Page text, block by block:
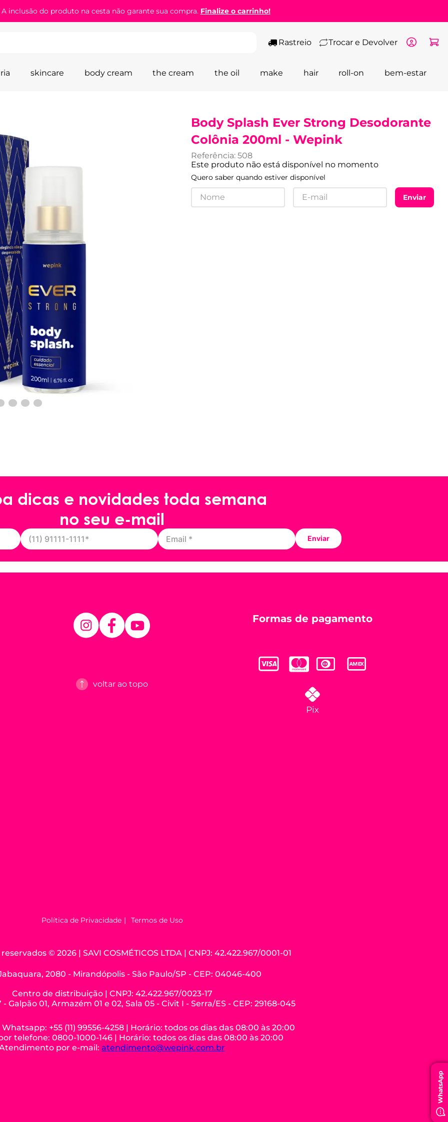
inclusão do produto na cesta não garante sua compra. Finalize o carrinho!
Rastreio Trocar e Devolver
skincare body cream the cream the oil make hair roll-on bem-estar
Body Splash Ever Strong Desodorante
Colônia 200ml - Wepink
Referência: 508
Este produto não está disponível no momento
Quero saber quando estiver disponível
Enviar
dicas e novidades toda semana
no seu e-mail
Enviar
voltar ao topo
Formas de pagamento
Política de Privacidade Termos de Uso
© 2026 | SAVI COSMÉTICOS LTDA | CNPJ: 42.422.967/0001-01
2080 - Mirandópolis - São Paulo/SP - CEP: 04046-400
Centro de distribuição | CNPJ: 42.422.967/0023-17
Galpão 01, Armazém 01 e 02, Sala 05 - Civit I - Serra/ES - CEP: 29168-045
+55 (11) 99556-4258 | Horário: todos os dias das 08:00 às 20:00
telefone: 0800-1000-146 | Horário: todos os dias das 08:00 às 20:00
por e-mail: atendimento@wepink.com.br
WhatsApp